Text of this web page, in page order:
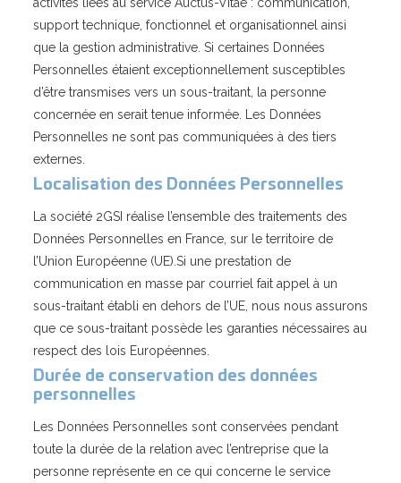
activités liées au service Auctus-Vitae : communication,
support technique, fonctionnel et organisationnel ainsi
que la gestion administrative. Si certaines Données
Personnelles étaient exceptionnellement susceptibles
d’être transmises vers un sous-traitant, la personne
concernée en serait tenue informée. Les Données
Personnelles ne sont pas communiquées à des tiers
externes.
Localisation des Données Personnelles
La société 2GSI réalise l’ensemble des traitements des
Données Personnelles en France, sur le territoire de
l’Union Européenne (UE).Si une prestation de
communication en masse par courriel fait appel à un
sous-traitant établi en dehors de l’UE, nous nous assurons
que ce sous-traitant possède les garanties nécessaires au
respect des lois Européennes.
Durée de conservation des données
personnelles
Les Données Personnelles sont conservées pendant
toute la durée de la relation avec l’entreprise que la
personne représente en ce qui concerne le service